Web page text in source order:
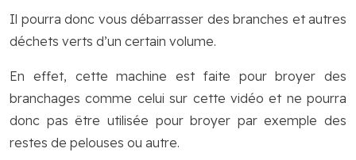
Il pourra donc vous débarrasser des branches et autres
déchets verts d’un certain volume.
En effet, cette machine est faite pour broyer des
branchages comme celui sur cette vidéo et ne pourra
donc pas être utilisée pour broyer par exemple des
restes de pelouses ou autre.